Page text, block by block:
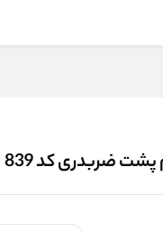
ضربدری کد 839